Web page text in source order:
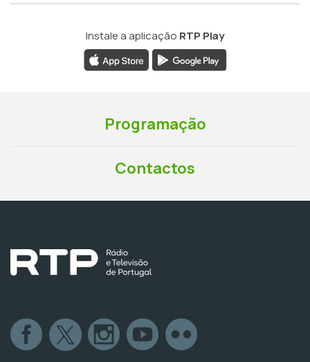
Instale a aplicação RTP Play
Programação
Contactos